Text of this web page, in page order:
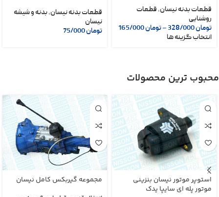
قطعات بدنه نیسان, قطعات
روشنایی
تومان
–تومان
انتخاب گزینه ها
قطعات بدنه نیسان,بدنه و شیشه
نیسان
تومان
محبوب ترین محصولات
استوپر موتور نیسان بنزینی
موتور پله ای سایپا یدک
مجموعه گیربکس کامل نیسان